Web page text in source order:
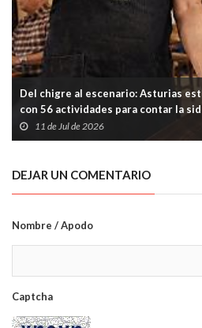
Del chigre al escenario: Asturias
con 56 actividades para contar la
11 de Jul de 2026
DEJAR UN COMENTARIO
Nombre / Apodo
Captcha